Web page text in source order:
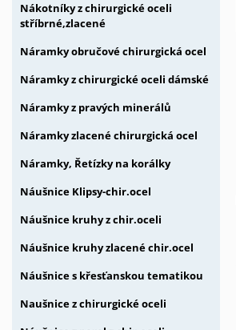
Nákotníky z chirurgické oceli
stříbrné,zlacené
Náramky obručové chirurgická ocel
Náramky z chirurgické oceli dámské
Náramky z pravých minerálů
Náramky zlacené chirurgická ocel
Náramky, Řetízky na korálky
Náušnice Klipsy-chir.ocel
Náušnice kruhy z chir.oceli
Náušnice kruhy zlacené chir.ocel
Náušnice s křesťanskou tematikou
Naušnice z chirurgické oceli